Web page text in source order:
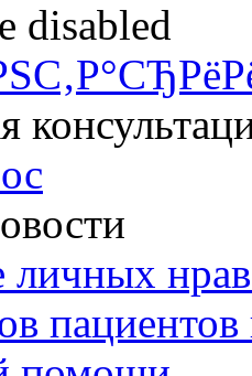
disabled
личных